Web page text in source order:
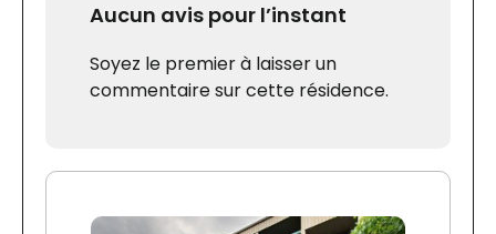
Aucun avis pour l’instant
Soyez le premier à laisser un
commentaire sur cette résidence.